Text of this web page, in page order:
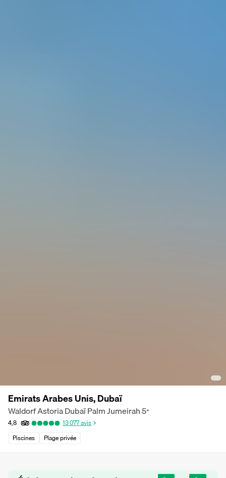
Emirats Arabes Unis, Dubaï
Waldorf Astoria Dubaï Palm Jumeirah5*
4,8 13 077avis
Piscines
Plage privée